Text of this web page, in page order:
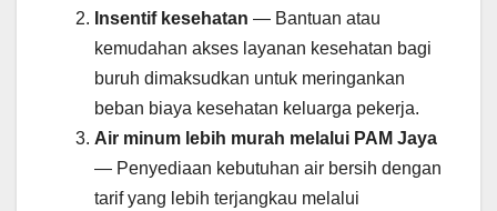
Insentif kesehatan — Bantuan atau
kemudahan akses layanan kesehatan bagi
buruh dimaksudkan untuk meringankan
beban biaya kesehatan keluarga pekerja.
Air minum lebih murah melalui PAM Jaya
— Penyediaan kebutuhan air bersih dengan
tarif yang lebih terjangkau melalui